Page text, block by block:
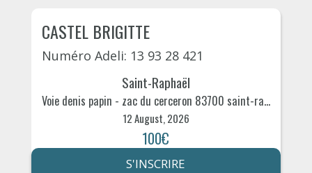
CASTEL BRIGITTE
Numéro Adeli: 13 93 28 421
Saint-Raphaël
Voie denis papin - zac du cerceron 83700 saint-raphaËl 9
12 August, 2026
100€
S'INSCRIRE